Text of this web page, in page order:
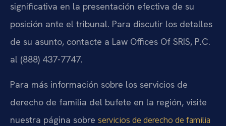
significativa en la presentación efectiva de su
posición ante el tribunal. Para discutir los detalles
de su asunto, contacte a Law Offices Of SRIS, P.C.
al (888) 437-7747.
Para más información sobre los servicios de
derecho de familia del bufete en la región, visite
nuestra página sobre servicios de derecho de familia